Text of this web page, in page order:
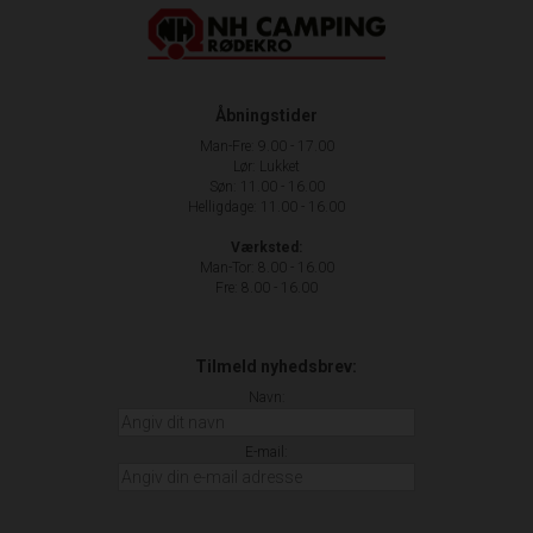
Åbningstider
Man-Fre: 9.00 - 17.00
Lør: Lukket
Søn: 11.00 - 16.00
Helligdage: 11.00 - 16.00
Værksted:
Man-Tor: 8.00 - 16.00
Fre: 8.00 - 16.00
Tilmeld nyhedsbrev:
Navn:
E-mail: